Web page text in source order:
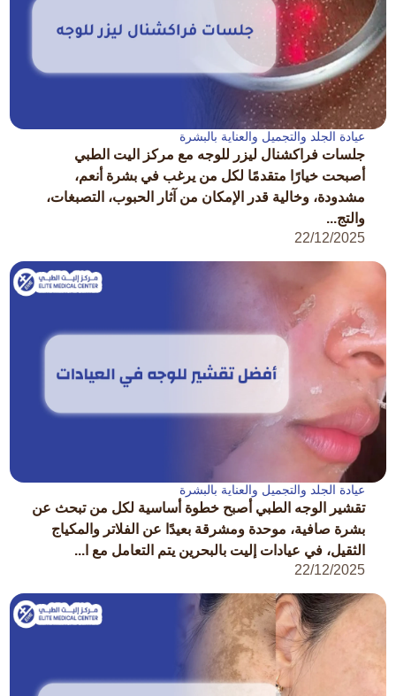
عيادة الجلد والتجميل والعناية بالبشرة
جلسات فراكشنال ليزر للوجه مع مركز اليت الطبي
أصبحت خيارًا متقدمًا لكل من يرغب في بشرة أنعم،
مشدودة، وخالية قدر الإمكان من آثار الحبوب، التصبغات،
والتج...
22/12/2025
عيادة الجلد والتجميل والعناية بالبشرة
تقشير الوجه الطبي أصبح خطوة أساسية لكل من تبحث عن
بشرة صافية، موحدة ومشرقة بعيدًا عن الفلاتر والمكياج
الثقيل، في عيادات إليت بالبحرين يتم التعامل مع ا...
22/12/2025